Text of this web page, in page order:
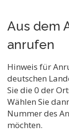
Aus dem
anrufen
Hinweis für
deutschen
Sie die 0 der
Wählen Sie
Nummer des
möchten.